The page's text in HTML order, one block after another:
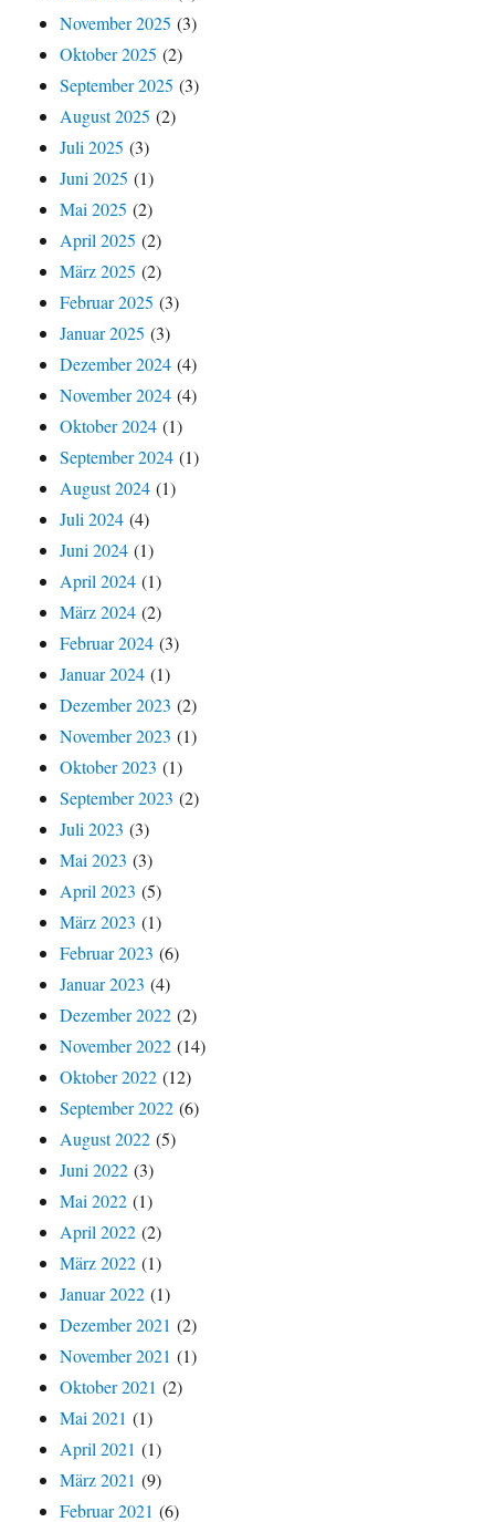
November 2025 (3)
Oktober 2025 (2)
September 2025 (3)
August 2025 (2)
Juli 2025 (3)
Juni 2025 (1)
Mai 2025 (2)
April 2025 (2)
März 2025 (2)
Februar 2025 (3)
Januar 2025 (3)
Dezember 2024 (4)
November 2024 (4)
Oktober 2024 (1)
September 2024 (1)
August 2024 (1)
Juli 2024 (4)
Juni 2024 (1)
April 2024 (1)
März 2024 (2)
Februar 2024 (3)
Januar 2024 (1)
Dezember 2023 (2)
November 2023 (1)
Oktober 2023 (1)
September 2023 (2)
Juli 2023 (3)
Mai 2023 (3)
April 2023 (5)
März 2023 (1)
Februar 2023 (6)
Januar 2023 (4)
Dezember 2022 (2)
November 2022 (14)
Oktober 2022 (12)
September 2022 (6)
August 2022 (5)
Juni 2022 (3)
Mai 2022 (1)
April 2022 (2)
März 2022 (1)
Januar 2022 (1)
Dezember 2021 (2)
November 2021 (1)
Oktober 2021 (2)
Mai 2021 (1)
April 2021 (1)
März 2021 (9)
Februar 2021 (6)